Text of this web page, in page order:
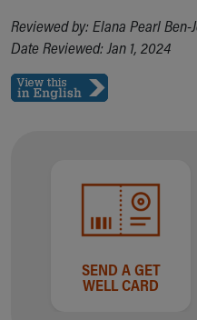
Reviewed by: Elana Pearl Ben-
Date Reviewed: Jan 1, 2024
SEND A GET
WELL CARD